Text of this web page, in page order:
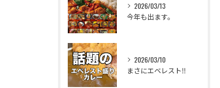
2026/03/13
今年も出ます。
2026/03/10
まさにエベレスト‼️